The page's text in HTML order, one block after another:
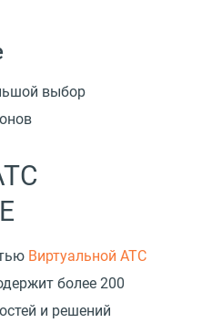
выбор
Виртуальной АТС
более 200
и решений